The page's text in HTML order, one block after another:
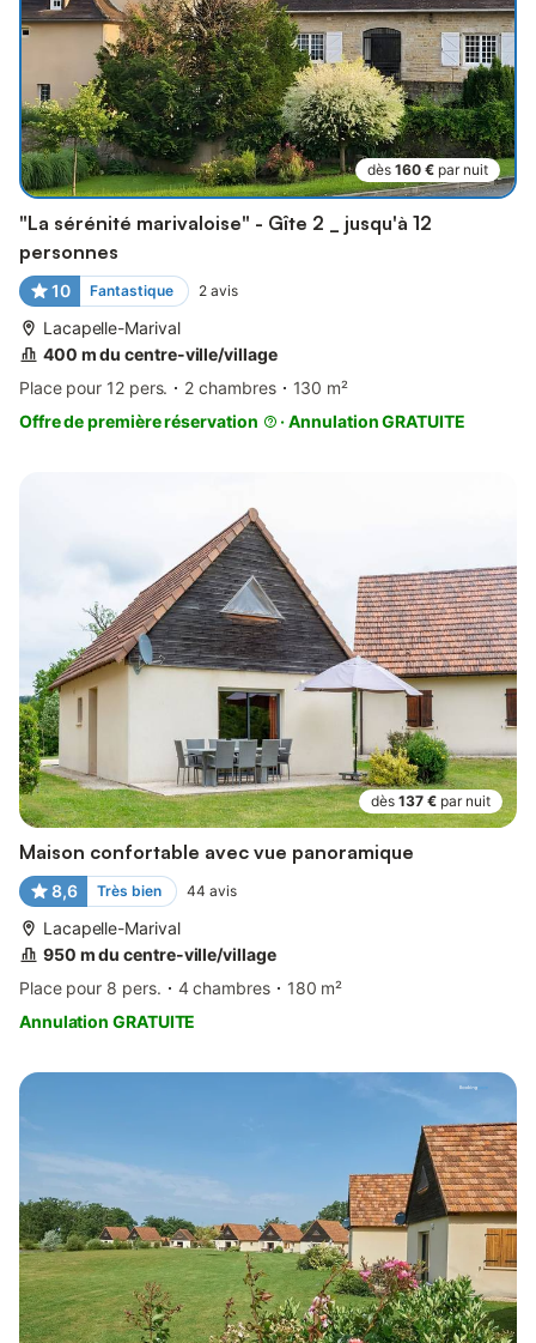
dès 160 € par nuit
"La sérénité marivaloise" - Gîte 2 _ jusqu'à 12
personnes
10 Fantastique 2 avis
Lacapelle-Marival
400 m du centre-ville/village
Place pour 12 pers.
2 chambres
130 m²
Offre de première réservation
·Annulation GRATUITE
dès 137 € par nuit
Maison confortable avec vue panoramique
8,6 Très bien 44 avis
Lacapelle-Marival
950 m du centre-ville/village
Place pour 8 pers.
4 chambres
180 m²
Annulation GRATUITE